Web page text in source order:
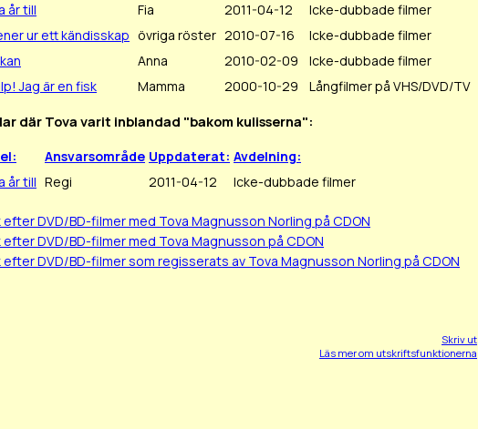
år till
Fia 2011-04-12
Icke-dubbade filmer
ur ett kändisskap övriga röster 2010-07-16
Icke-dubbade filmer
Anna 2010-02-09
Icke-dubbade filmer
Jag är en fisk
Mamma 2000-10-29 Långfilmer på VHS/DVD/TV
där Tova varit inblandad "bakom kulisserna":
Ansvarsområde Uppdaterat: Avdelning:
år till Regi 2011-04-12 Icke-dubbade filmer
efter DVD/BD-filmer med Tova Magnusson Norling på CDON
efter DVD/BD-filmer med Tova Magnusson på CDON
efter DVD/BD-filmer som regisserats av Tova Magnusson Norling på CDON
Skriv ut
Läs mer om utskriftsfunktionerna